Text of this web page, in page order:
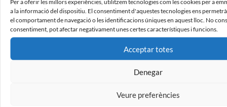
Per a oferir les millors experiències, utilitzem tecnologies com les cookies per a
a la informació del dispositiu. El consentiment d'aquestes tecnologies ens
el comportament de navegació o les identificacions úniques en aquest lloc. No
consentiment, pot afectar negativament unes certes característiques i funcions.
Acceptar totes
Denegar
Veure preferències
CF La Nucía 1 – 0 CE Sabadell